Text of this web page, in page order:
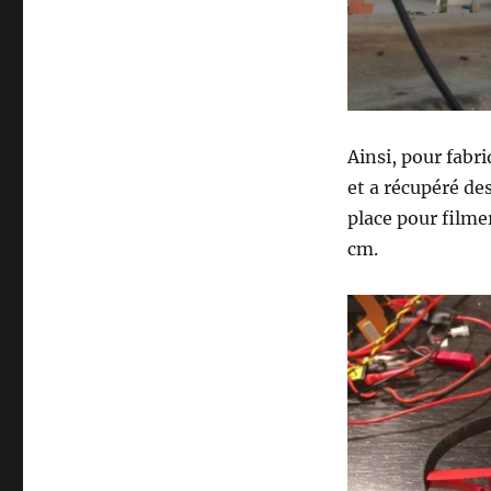
Ainsi, pour
et a récupéré
place pour
cm.